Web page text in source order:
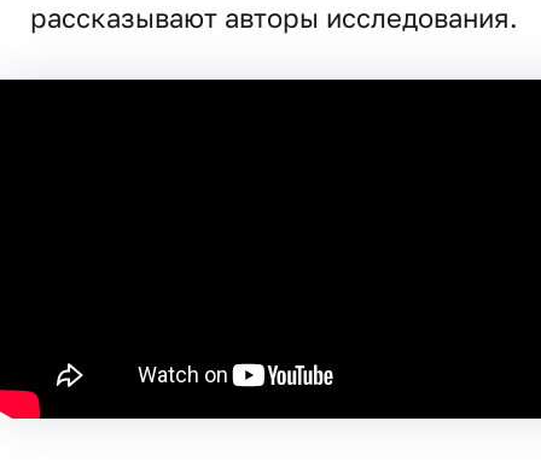
рассказывают авторы исследования.